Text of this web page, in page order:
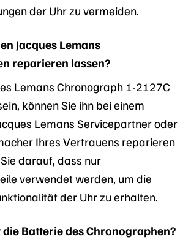
der Uhr zu vermeiden.
Jacques Lemans
reparieren lassen?
Lemans Chronograph 1-2127C
können Sie ihn bei einem
Lemans Servicepartner oder
Ihres Vertrauens reparieren
darauf, dass nur
verwendet werden, um die
der Uhr zu erhalten.
Batterie des Chronographen?